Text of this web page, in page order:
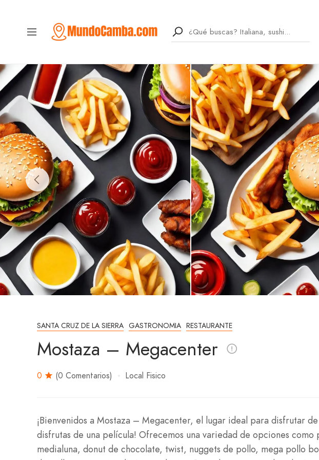
SANTA CRUZ DE LA SIERRA GASTRONOMIA RESTAURANTE
Mostaza – Megacenter
0 (0 Comentarios) Local Fisico
¡Bienvenidos a Mostaza – Megacenter, el lugar ideal para disfrutar
disfrutas de una película! Ofrecemos una variedad de opciones
medialuna, donut de chocolate, twist, nuggets de pollo, mega pollo